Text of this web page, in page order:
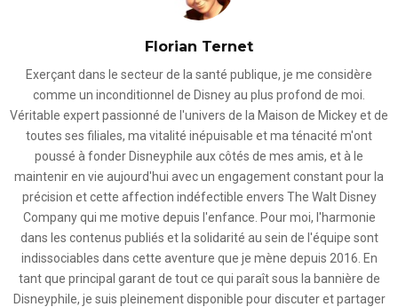
Florian Ternet
Exerçant dans le secteur de la santé publique, je me considère
comme un inconditionnel de Disney au plus profond de moi.
Véritable expert passionné de l'univers de la Maison de Mickey et de
toutes ses filiales, ma vitalité inépuisable et ma ténacité m'ont
poussé à fonder Disneyphile aux côtés de mes amis, et à le
maintenir en vie aujourd'hui avec un engagement constant pour la
précision et cette affection indéfectible envers The Walt Disney
Company qui me motive depuis l'enfance. Pour moi, l'harmonie
dans les contenus publiés et la solidarité au sein de l'équipe sont
indissociables dans cette aventure que je mène depuis 2016. En
tant que principal garant de tout ce qui paraît sous la bannière de
Disneyphile, je suis pleinement disponible pour discuter et partager